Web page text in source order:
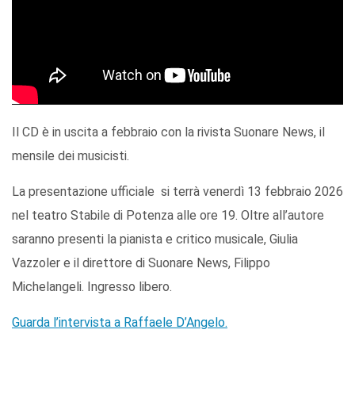
Il CD è in uscita a febbraio con la rivista Suonare News, il
mensile dei musicisti.
La presentazione ufficiale si terrà venerdì 13 febbraio 2026
nel teatro Stabile di Potenza alle ore 19. Oltre all’autore
saranno presenti la pianista e critico musicale, Giulia
Vazzoler e il direttore di Suonare News, Filippo
Michelangeli. Ingresso libero.
Guarda l’intervista a Raffaele D’Angelo.